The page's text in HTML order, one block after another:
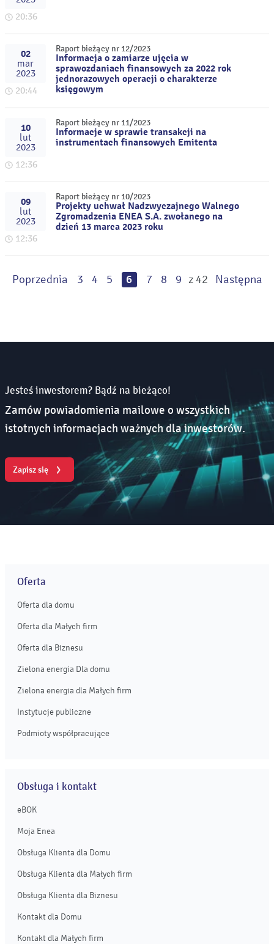
20:36
02
mar
2023
20:44
Raport bieżący nr 12/2023
Informacja o zamiarze ujęcia w
sprawozdaniach finansowych za 2022 rok
jednorazowych operacji o charakterze
księgowym
10
lut
2023
12:36
Raport bieżący nr 11/2023
Informacje w sprawie transakcji na
instrumentach finansowych Emitenta
09
lut
2023
12:36
Raport bieżący nr 10/2023
Projekty uchwał Nadzwyczajnego Walnego
Zgromadzenia ENEA S.A. zwołanego na
dzień 13 marca 2023 roku
Poprzednia 3 4 5 6 7 8 9 z 42 Następna
Jesteś inwestorem? Bądź na bieżąco!
Zamów powiadomienia mailowe o wszystkich
istotnych informacjach ważnych dla inwestorów.
Zapisz się
Oferta
Oferta dla domu
Oferta dla Małych firm
Oferta dla Biznesu
Zielona energia Dla domu
Zielona energia dla Małych firm
Instytucje publiczne
Podmioty współpracujące
Obsługa i kontakt
eBOK
Moja Enea
Obsługa Klienta dla Domu
Obsługa Klienta dla Małych firm
Obsługa Klienta dla Biznesu
Kontakt dla Domu
Kontakt dla Małych firm